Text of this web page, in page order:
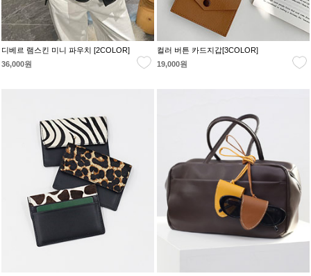
디베르 램스킨 미니 파우치 [2COLOR]
36,000원
컬러 버튼 카드지갑[3COLOR]
19,000원